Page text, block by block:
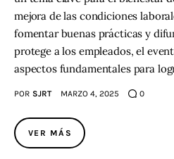
mejora de las condiciones
fomentar buenas prácticas y
protege a los empleados, el
aspectos fundamentales para
POR SJRT MARZO 4, 2025 0
VER MÁS